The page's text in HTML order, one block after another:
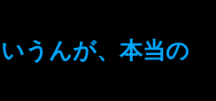
うんが、本当の